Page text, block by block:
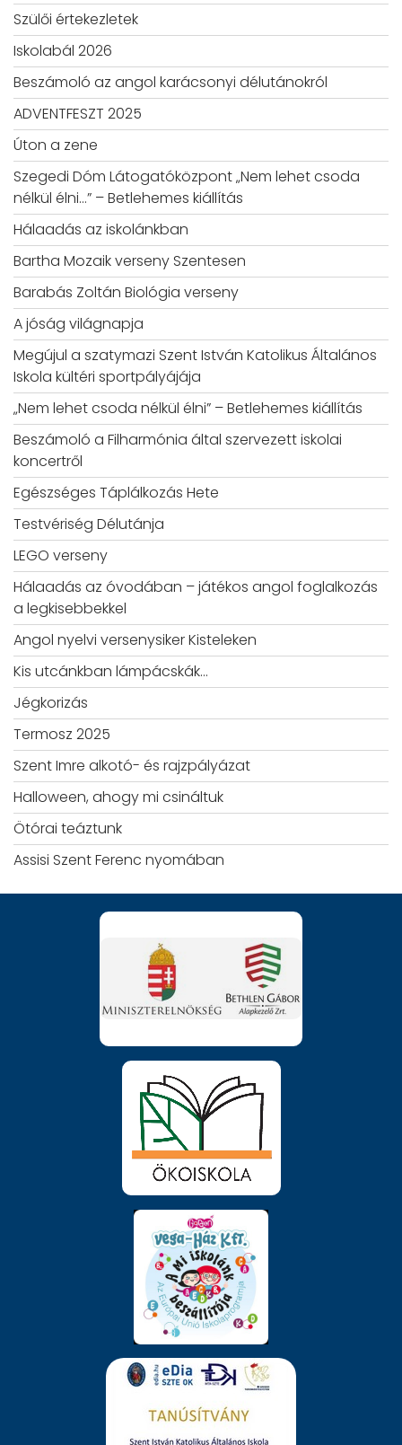
Szülői értekezletek
Iskolabál 2026
Beszámoló az angol karácsonyi délutánokról
ADVENTFESZT 2025
Úton a zene
Szegedi Dóm Látogatóközpont „Nem lehet csoda
nélkül élni…” – Betlehemes kiállítás
Hálaadás az iskolánkban
Bartha Mozaik verseny Szentesen
Barabás Zoltán Biológia verseny
A jóság világnapja
Megújul a szatymazi Szent István Katolikus Általános
Iskola kültéri sportpályájája
„Nem lehet csoda nélkül élni” – Betlehemes kiállítás
Beszámoló a Filharmónia által szervezett iskolai
koncertről
Egészséges Táplálkozás Hete
Testvériség Délutánja
LEGO verseny
Hálaadás az óvodában – játékos angol foglalkozás
a legkisebbekkel
Angol nyelvi versenysiker Kisteleken
Kis utcánkban lámpácskák…
Jégkorizás
Termosz 2025
Szent Imre alkotó- és rajzpályázat
Halloween, ahogy mi csináltuk
Ötórai teáztunk
Assisi Szent Ferenc nyomában